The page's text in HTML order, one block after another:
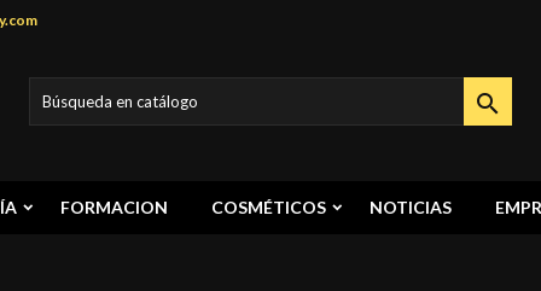

FORMACION COSMÉTICOS NOTICIAS